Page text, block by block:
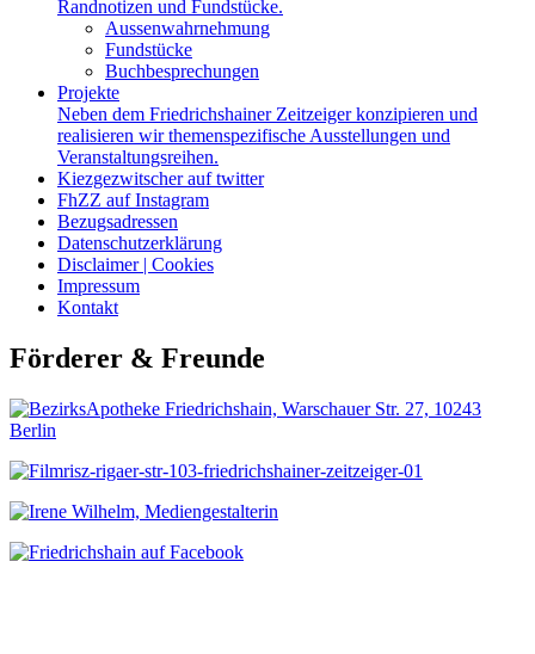
Randnotizen und Fundstücke.
Aussenwahrnehmung
Fundstücke
Buchbesprechungen
Projekte
Neben dem Friedrichshainer Zeitzeiger konzipieren und
realisieren wir themenspezifische Ausstellungen und
Veranstaltungsreihen.
Kiezgezwitscher auf twitter
FhZZ auf Instagram
Bezugsadressen
Datenschutzerklärung
Disclaimer | Cookies
Impressum
Kontakt
Förderer & Freunde